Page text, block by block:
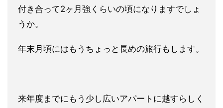
付き合って2ヶ月強くらいの頃になりますでしょ
うか。
年末月頃にはもうちょっと長めの旅行もします。
来年度までにもう少し広いアパートに越すらしく